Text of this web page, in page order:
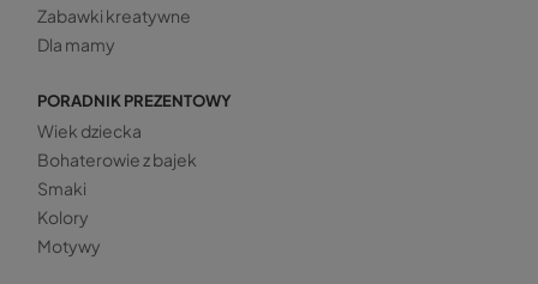
Zabawki kreatywne
Dla mamy
PORADNIK PREZENTOWY
Wiek dziecka
Bohaterowie z bajek
Smaki
Kolory
Motywy